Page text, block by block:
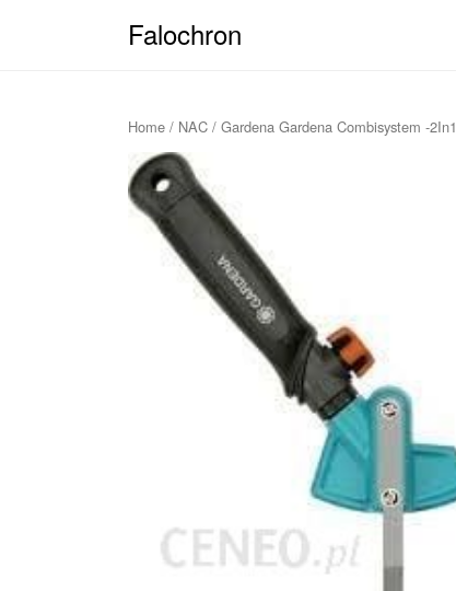
Falochron
Home / NAC / Gardena Gardena Combisystem -